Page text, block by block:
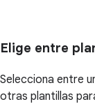
Elige entre
Selecciona entre
otras plantillas